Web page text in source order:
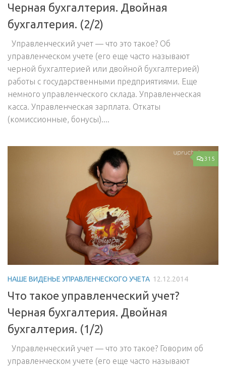
Черная бухгалтерия. Двойная
бухгалтерия. (2/2)
Управленческий учет — что это такое? Об
управленческом учете (его еще часто называют
черной бухгалтерией или двойной бухгалтерией)
работы с государственными предприятиями. Еще
немного управленческого склада. Управленческая
касса. Управленческая зарплата. Откаты
(комиссионные, бонусы)....
315
НАШЕ ВИДЕНЬЕ УПРАВЛЕНЧЕСКОГО УЧЕТА 12.12.2014
Что такое управленческий учет?
Черная бухгалтерия. Двойная
бухгалтерия. (1/2)
Управленческий учет — что это такое? Говорим об
управленческом учете (его еще часто называют